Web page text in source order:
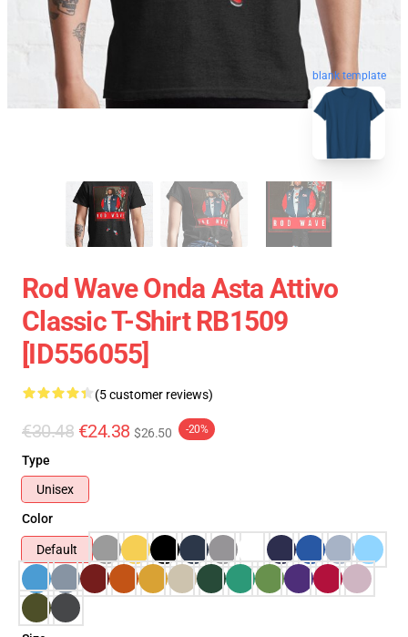
blank template
Rod Wave Onda Asta Attivo
Classic T-Shirt RB1509
[ID556055]
(5 customer reviews)
€30.48 €24.38 $26.50 -20%
Type
Unisex
Color
Default